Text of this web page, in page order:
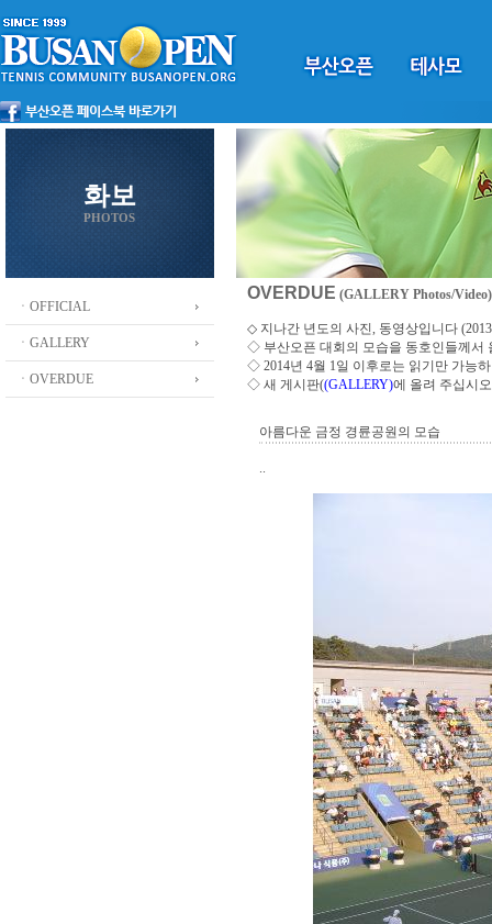
화보
PHOTOS
ㆍOFFICIAL
ㆍGALLERY
ㆍOVERDUE
OVERDUE (GALLERY Photos/Video)
◇ 지나간 년도의 사진, 동영상입니다
◇ 부산오픈 대회의 모습을 동호인들께서
◇ 2014년 4월 1일 이후로는 읽기만 가능
◇ 새 게시판((GALLERY)에 올려 주십시오
아름다운 금정 경륜공원의 모습
..